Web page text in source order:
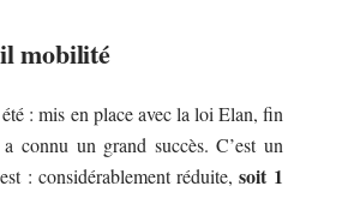
mobilité
: mis en place avec la loi Elan, fin
connu un grand succès. C’est un
: considérablement réduite,soit 1